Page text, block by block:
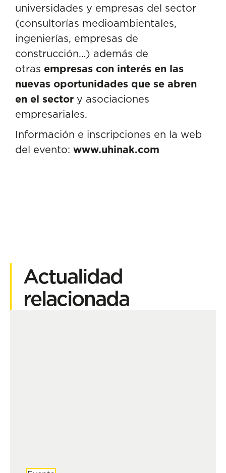
universidades y empresas del sector
(consultorías medioambientales,
ingenierías, empresas de
construcción…) además de
otras empresas con interés en las
nuevas oportunidades que se abren
en el sector y asociaciones
empresariales.
Información e inscripciones en la web
del evento: www.uhinak.com
Actualidad
relacionada